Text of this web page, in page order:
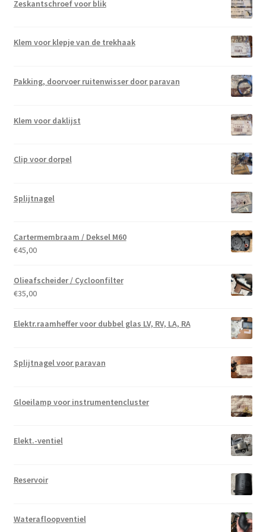
Zeskantschroef voor blik
Klem voor klepje van de trekhaak
Pakking, doorvoer ruitenwisser door paravan
Klem voor daklijst
Clip voor dorpel
Splijtnagel
Cartermembraam / Deksel M60
€45,00
Olieafscheider / Cycloonfilter
€35,00
Elektr.raamheffer voor dubbel glas LV, RV, LA, RA
Splijtnagel voor paravan
Gloeilamp voor instrumentencluster
Elekt.-ventiel
Reservoir
Waterafloopventiel